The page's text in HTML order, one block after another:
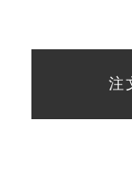
注